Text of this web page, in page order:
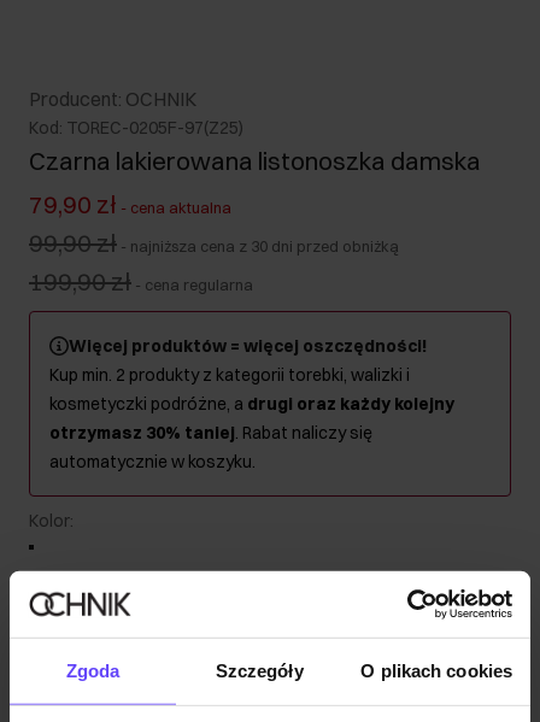
Zgoda Szczegóły O plikach cookies
Producent: OCHNIK
Kod: TOREC-0205F-97(Z25)
Czarna lakierowana listonoszka damska
79,90 zł - cena aktualna
99,90 zł - najniższa cena z 30 dni przed obniżką
199,90 zł - cena regularna
Więcej produktów = więcej oszczędności!
Kup min. 2 produkty z kategorii torebki, walizki i
kosmetyczki podróżne, a drugi oraz każdy kolejny
otrzymasz 30% taniej. Rabat naliczy się
automatycznie w koszyku.
Kolor:
Opis produktu